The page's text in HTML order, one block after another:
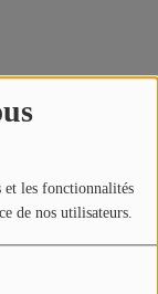
et les fonctionnalités
de nos utilisateurs.